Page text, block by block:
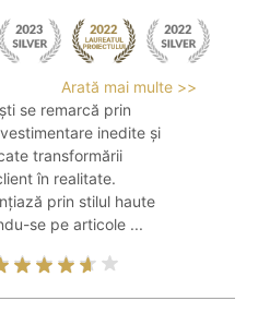
Arată mai multe >>
se remarcă prin
inedite și
transformării
în realitate.
prin stilul haute
se pe articole ...